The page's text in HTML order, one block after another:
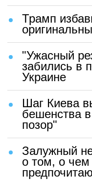
Трамп
"Ужасный
забились в
Украине
Шаг Киева
бешенства
позор"
Залужный
о том, о